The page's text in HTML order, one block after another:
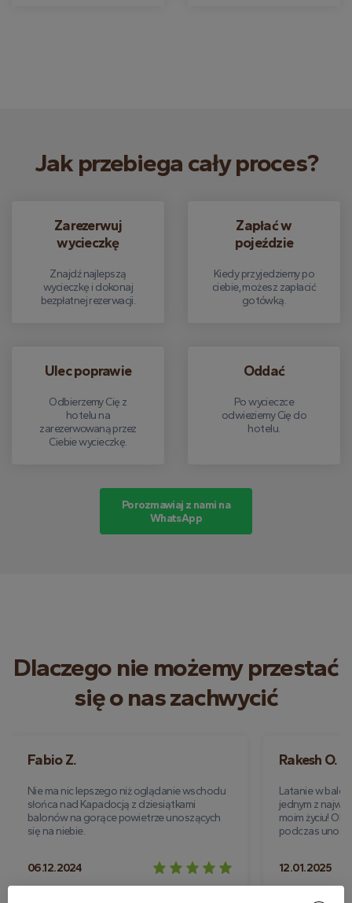
Jak przebiega cały proces?
Zarezerwuj
wycieczkę
Znajdź najlepszą
wycieczkę i dokonaj
bezpłatnej rezerwacji.
Zapłać w
pojeździe
Kiedy przyjedziemy po
ciebie, możesz zapłacić
gotówką.
Ulec poprawie
Odbierzemy Cię z
hotelu na
zarezerwowaną przez
Ciebie wycieczkę.
Oddać
Po wycieczce
odwieziemy Cię do
hotelu.
Porozmawiaj z nami na
WhatsApp
Dlaczego nie możemy przestać
się o nas zachwycić
Fabio Z.
Nie ma nic lepszego niż oglądanie wschodu
słońca nad Kapadocją z dziesiątkami
balonów na gorące powietrze unoszących
się na niebie.
06.12.2024
Rakesh O.
Latanie w
jednym z
moim życiu!
podczas
12.01.2025